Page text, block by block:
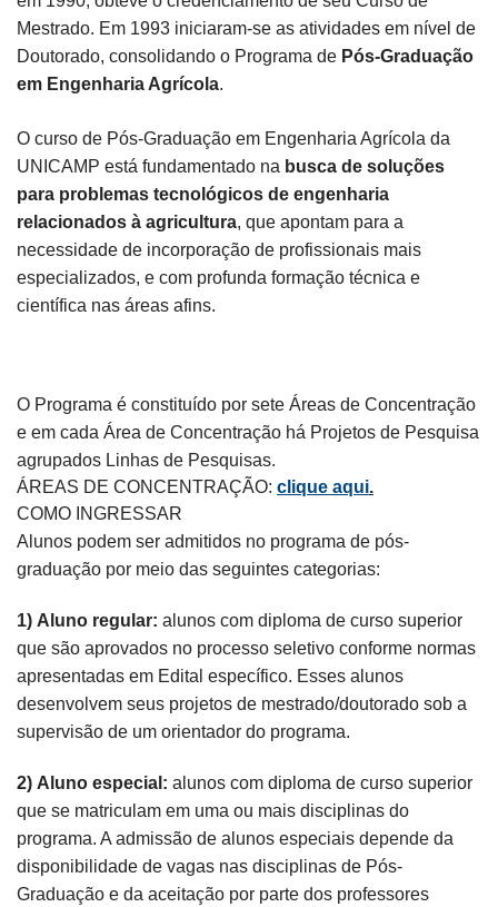
Mestrado. Em 1993 iniciaram-se as atividades em nível de
Doutorado, consolidando o Programa de Pós-Graduação
em Engenharia Agrícola.
O curso de Pós-Graduação em Engenharia Agrícola da
UNICAMP está fundamentado na busca de soluções
para problemas tecnológicos de engenharia
relacionados à agricultura, que apontam para a
necessidade de incorporação de profissionais mais
especializados, e com profunda formação técnica e
científica nas áreas afins.
O Programa é constituído por sete Áreas de Concentração
e em cada Área de Concentração há Projetos de Pesquisa
agrupados Linhas de Pesquisas.
ÁREAS DE CONCENTRAÇÃO: clique aqui.
COMO INGRESSAR
Alunos podem ser admitidos no programa de pós-
graduação por meio das seguintes categorias:
1) Aluno regular: alunos com diploma de curso superior
que são aprovados no processo seletivo conforme normas
apresentadas em Edital específico. Esses alunos
desenvolvem seus projetos de mestrado/doutorado sob a
supervisão de um orientador do programa.
2) Aluno especial: alunos com diploma de curso superior
que se matriculam em uma ou mais disciplinas do
programa. A admissão de alunos especiais depende da
disponibilidade de vagas nas disciplinas de Pós-
Graduação e da aceitação por parte dos professores